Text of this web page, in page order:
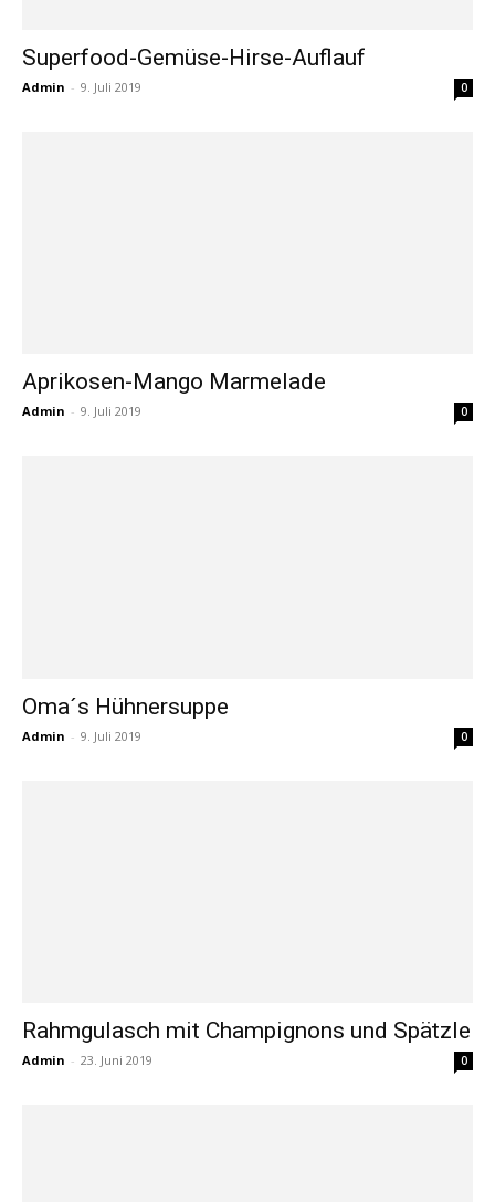
Superfood-Gemüse-Hirse-Auflauf
Admin - 9. Juli 2019 0
Aprikosen-Mango Marmelade
Admin - 9. Juli 2019 0
Oma´s Hühnersuppe
Admin - 9. Juli 2019 0
Rahmgulasch mit Champignons und Spätzle
Admin - 23. Juni 2019 0